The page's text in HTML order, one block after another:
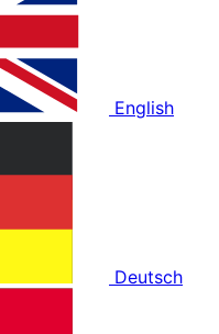
English
Deutsch